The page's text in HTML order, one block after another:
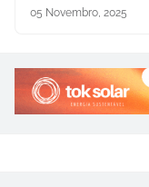
05 Novembro, 2025